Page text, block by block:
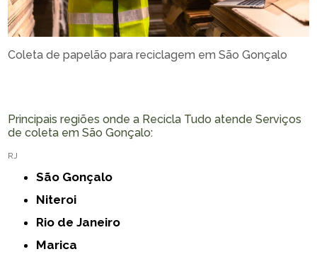
Coleta de papelão para reciclagem em São Gonçalo
Principais regiões onde a Recicla Tudo atende Serviços
de coleta em São Gonçalo:
RJ
São Gonçalo
Niteroi
Rio de Janeiro
Marica